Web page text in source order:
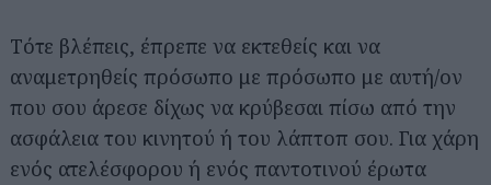
Τότε βλέπεις, έπρεπε να εκτεθείς και να
αναμετρηθείς πρόσωπο με πρόσωπο με αυτή/ον
που σου άρεσε δίχως να κρύβεσαι πίσω από την
ασφάλεια του κινητού ή του λάπτοπ σου. Για χάρη
ενός ατελέσφορου ή ενός παντοτινού έρωτα